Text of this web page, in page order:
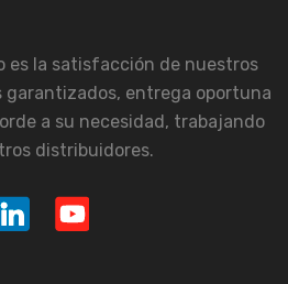
es la satisfacción de nuestros
entrega oportuna
a su necesidad, trabajando
distribuidores.